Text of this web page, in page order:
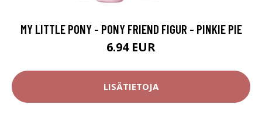
MY LITTLE PONY - PONY FRIEND FIGUR - PINKIE PIE
6.94 EUR
LISÄTIETOJA